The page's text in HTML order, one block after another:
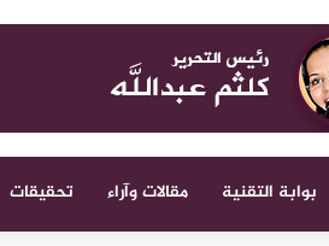
بوابة التقنية مقالات وآراء تحقيقات